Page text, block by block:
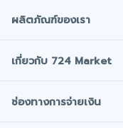
ผลิตภัณฑ์ของเรา
พ.ร.บ. รถยนต์
เกี่ยวกับ 724 Market
ช่องทางการจ่ายเงิน